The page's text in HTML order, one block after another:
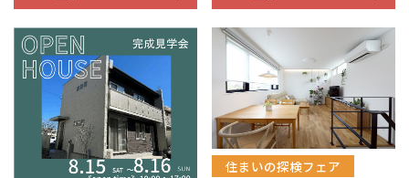
住まいの探検フェア